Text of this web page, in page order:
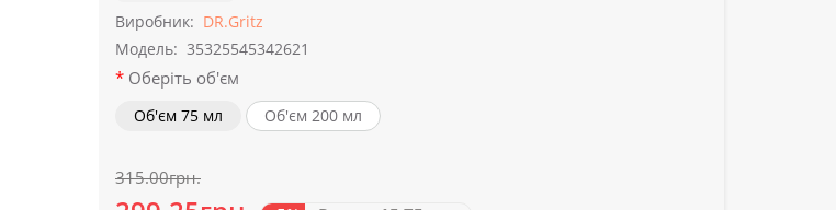
Виробник: DR.Gritz
Модель: 35325545342621
Оберіть об'єм
Об'єм 75 мл Об'єм 200 мл
315.00грн.